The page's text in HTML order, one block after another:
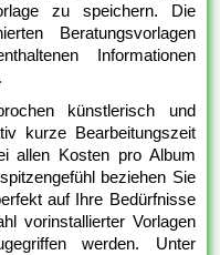
zu speichern. Die
Beratungsvorlagen
Informationen
künstlerisch und
kurze Bearbeitungszeit
allen Kosten pro Album
beziehen Sie
auf Ihre Bedürfnisse
vorinstallierter Vorlagen
werden. Unter